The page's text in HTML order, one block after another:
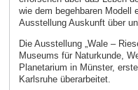
wie dem begehbaren Modell
Ausstellung Auskunft über
Die Ausstellung „Wale –
Museums für Naturkunde,
Planetarium in Münster,
Karlsruhe überarbeitet.